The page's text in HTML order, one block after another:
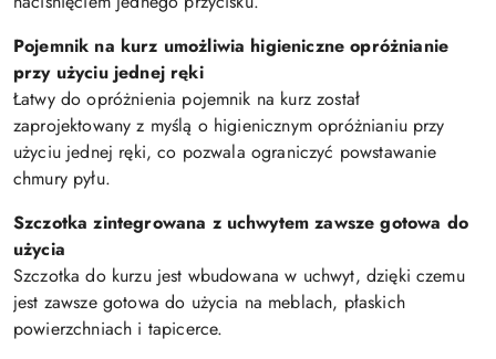
Pojemnik na kurz umożliwia higieniczne opróżnianie
przy użyciu jednej ręki
Łatwy do opróżnienia pojemnik na kurz został
zaprojektowany z myślą o higienicznym opróżnianiu przy
użyciu jednej ręki, co pozwala ograniczyć powstawanie
chmury pyłu.
Szczotka zintegrowana z uchwytem zawsze gotowa do
użycia
Szczotka do kurzu jest wbudowana w uchwyt, dzięki czemu
jest zawsze gotowa do użycia na meblach, płaskich
powierzchniach i tapicerce.